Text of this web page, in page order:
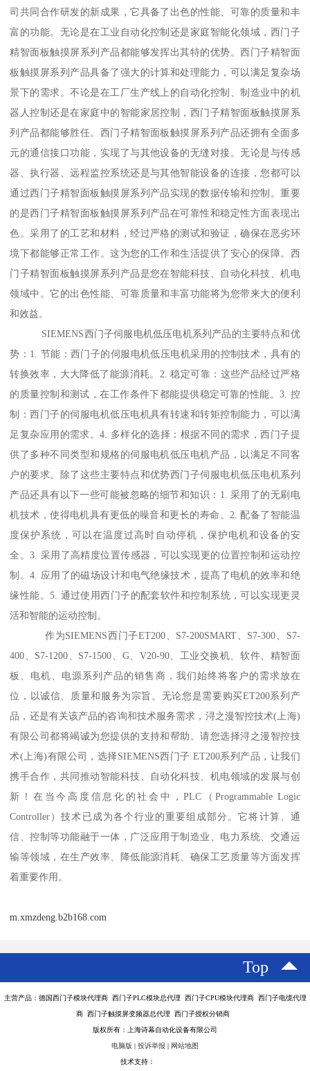
司共同合作研发的新成果，它具备了出色的性能、可靠的质量和丰
富的功能。无论是在工业自动化控制还是家庭智能化领域，西门子
精智面板触摸屏系列产品都能够发挥出其特的优势。西门子精智面
板触摸屏系列产品具备了强大的计算和处理能力，可以满足复杂场
景下的需求。不论是在工厂生产线上的自动化控制、制造业中的机
器人控制还是在家庭中的智能家居控制，西门子精智面板触摸屏系
列产品都能够胜任。西门子精智面板触摸屏系列产品还拥有全面多
元的通信接口功能，实现了与其他设备的无缝对接。无论是与传感
器、执行器、远程监控系统还是与其他智能设备的连接，您都可以
通过西门子精智面板触摸屏系列产品实现的数据传输和控制。重要
的是西门子精智面板触摸屏系列产品在可靠性和稳定性方面表现出
色。采用了的工艺和材料，经过严格的测试和验证，确保在恶劣环
境下都能够正常工作。这为您的工作和生活提供了安心的保障。西
门子精智面板触摸屏系列产品是您在智能科技、自动化科技、机电
领域中。它的出色性能、可靠质量和丰富功能将为您带来大的便利
和效益。
SIEMENS西门子伺服电机低压电机系列产品的主要特点和优
势：1. 节能：西门子的伺服电机低压电机采用的控制技术，具有的
转换效率，大大降低了能源消耗。2. 稳定可靠：这些产品经过严格
的质量控制和测试，在工作条件下都能提供稳定可靠的性能。3. 控
制：西门子的伺服电机低压电机具有转速和转矩控制能力，可以满
足复杂应用的需求。4. 多样化的选择：根据不同的需求，西门子提
供了多种不同类型和规格的伺服电机低压电机产品，以满足不同客
户的要求。除了这些主要特点和优势西门子伺服电机低压电机系列
产品还具有以下一些可能被忽略的细节和知识：1. 采用了的无刷电
机技术，使得电机具有更低的噪音和更长的寿命。2. 配备了智能温
度保护系统，可以在温度过高时自动停机，保护电机和设备的安
全。3. 采用了高精度位置传感器，可以实现更的位置控制和运动控
制。4. 应用了的磁场设计和电气绝缘技术，提髙了电机的效率和绝
缘性能。5. 通过使用西门子的配套软件和控制系统，可以实现更灵
活和智能的运动控制。
作为SIEMENS西门子ET200、S7-200SMART、S7-300、S7-
400、S7-1200、S7-1500、G、V20-90、工业交换机、软件、精智面
板、电机、电源系列产品的销售商，我们始终将客户的需求放在
位，以诚信、质量和服务为宗旨。无论您是需要购买ET200系列产
品，还是有关该产品的咨询和技术服务需求，浔之漫智控技术(上海)
有限公司都将竭诚为您提供的支持和帮助。请您选择浔之漫智控技
术(上海)有限公司，选择SIEMENS西门子 ET200系列产品，让我们
携手合作，共同推动智能科技、自动化科技、机电领域的发展与创
新！在当今高度信息化的社会中，PLC（Programmable Logic
Controller）技术已成为各个行业的重要组成部分。它将计算、通
信、控制等功能融于一体，广泛应用于制造业、电力系统、交通运
输等领域，在生产效率、降低能源消耗、确保工艺质量等方面发挥
着重要作用。
m.xmzdeng.b2b168.com
Top
主营产品：德国西门子模块代理商 西门子PLC模块总代理 西门子CPU模块代理商 西门子电缆代理
商 西门子触摸屏变频器总代理 西门子授权分销商
版权所有：上海诗幕自动化设备有限公司
电脑版 | 投诉举报 | 网站地图
技术支持：